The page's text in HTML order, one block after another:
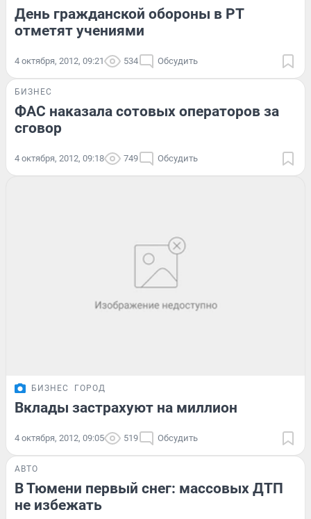
День гражданской обороны в РТ
отметят учениями
4 октября, 2012, 09:21 534 Обсудить
БИЗНЕС
ФАС наказала сотовых операторов за
сговор
4 октября, 2012, 09:18 749 Обсудить
БИЗНЕС ГОРОД
Вклады застрахуют на миллион
4 октября, 2012, 09:05 519 Обсудить
АВТО
В Тюмени первый снег: массовых ДТП
не избежать